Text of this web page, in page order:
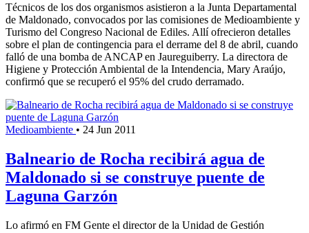
Técnicos de los dos organismos asistieron a la Junta Departamental
de Maldonado, convocados por las comisiones de Medioambiente y
Turismo del Congreso Nacional de Ediles. Allí ofrecieron detalles
sobre el plan de contingencia para el derrame del 8 de abril, cuando
falló de una bomba de ANCAP en Jaureguiberry. La directora de
Higiene y Protección Ambiental de la Intendencia, Mary Araújo,
confirmó que se recuperó el 95% del crudo derramado.
Medioambiente • 24 Jun 2011
Balneario de Rocha recibirá agua de
Maldonado si se construye puente de
Laguna Garzón
Lo afirmó en FM Gente el director de la Unidad de Gestión